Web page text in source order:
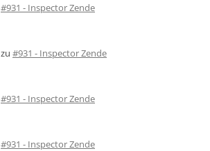
#931 - Inspector Zende
zu #931 - Inspector Zende
#931 - Inspector Zende
#931 - Inspector Zende